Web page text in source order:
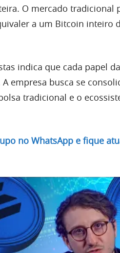
O mercado tradicional
a um Bitcoin inteiro
indica que cada papel
empresa busca se
tradicional e o
no WhatsApp e fique